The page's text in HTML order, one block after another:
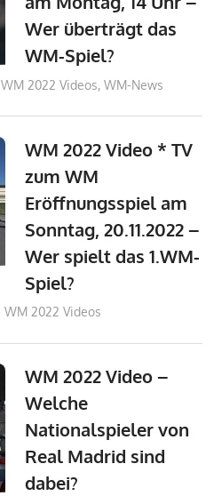
Wer überträgt das
WM-Spiel?
admin_wm2022
WM 2022 Videos,WM-News
WM 2022 Video * TV
zum WM
Eröffnungsspiel am
Sonntag, 20.11.2022 –
Wer spielt das 1.WM-
Spiel?
admin_wm2022
WM 2022 Videos
WM 2022 Video –
Welche
Nationalspieler von
Real Madrid sind
dabei?